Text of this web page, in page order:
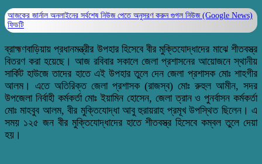
আজকের জার্নাল অনলাইনের সর্বশেষ নিউজ পেতে অনুসরণ করুন গুগল নিউজ (Google News)
ফিডটি
ব্রাহ্মণবাড়িয়ায় প্রধানমন্ত্রীর উপহার হিসেবে বীর মুক্তিযোদ্ধাদের মাঝে শীতবস্ত্র
বিতরণ করা হয়েছে। আজ রবিবার সকালে জেলা প্রশাসনের আয়োজনে স্থানীয়
সার্কিট হাউজে তাদের হাতে এই উপহার তুলে দেন জেলা প্রশাসক মোঃ শাহগীর
আলম। এতে অতিরিক্ত জেলা প্রশাসক (রাজস্ব) মোঃ রুহুল আমীন, সদর
উপজেলা নির্বাহী কর্মকর্তা মোঃ ইয়ামিন হোসেন, জেলা ত্রান ও পুনর্বাসন কর্মকর্তা
মোঃ মাহবুব আলম, বীর মুক্তিযোদ্ধা আবু হুরায়রাহ প্রমূখ উপস্থিত ছিলেন। এ
সময় ১২৫ জন বীর মুক্তিযোদ্ধাদের হাতে শীতবস্ত্র হিসেবে কম্বল তুলে দেয়া
হয়।